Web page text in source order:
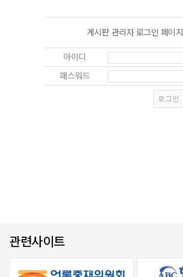
게시판 관리자 로그인 페이지
아이디
패스워드
관련사이트